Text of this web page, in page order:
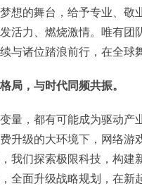
想的舞台，给予专业、敬
活力、燃烧激情。唯有团
与诸位踏浪前行，在全球
局，与时代同频共振。
量，都有可能成为驱动产
升级的大环境下，网络游
我们探索极限科技，构建
全面升级战略规划，在新